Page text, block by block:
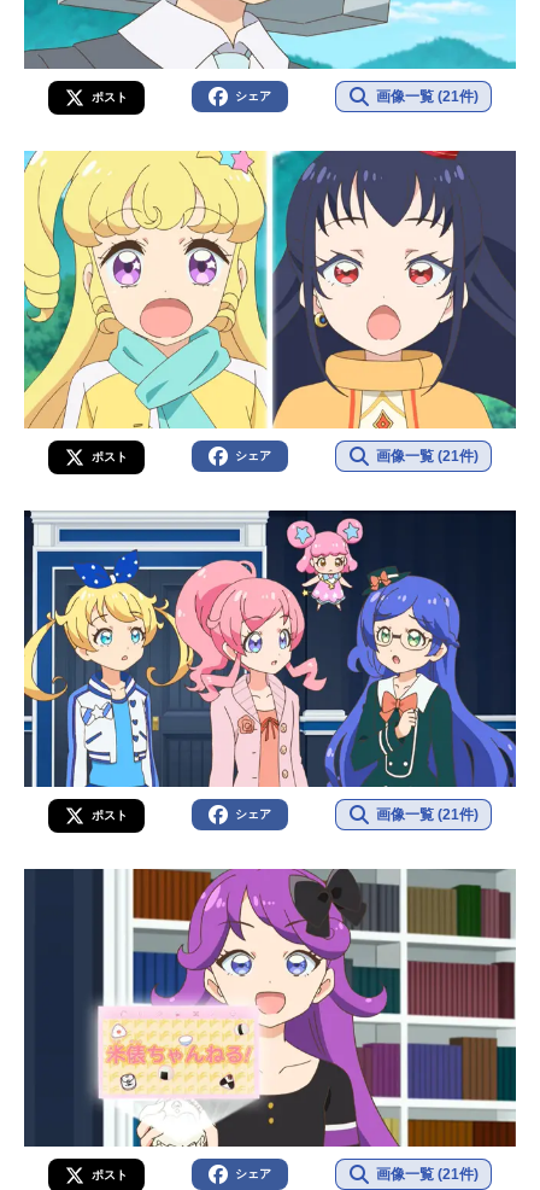
ポスト シェア 画像一覧 (21件)
ポスト シェア 画像一覧 (21件)
ポスト シェア 画像一覧 (21件)
ポスト シェア 画像一覧 (21件)